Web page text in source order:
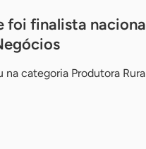
foi finalista
categoria Produtora